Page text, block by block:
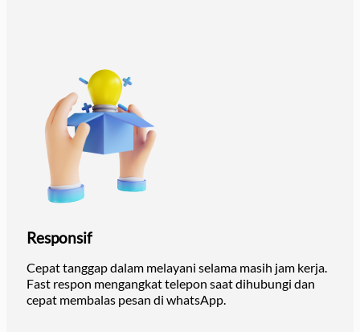
Responsif
Cepat tanggap dalam melayani selama masih jam kerja.
Fast respon mengangkat telepon saat dihubungi dan
cepat membalas pesan di whatsApp.